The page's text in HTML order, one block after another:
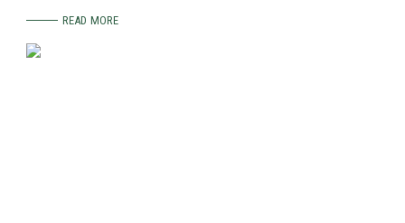
READ MORE